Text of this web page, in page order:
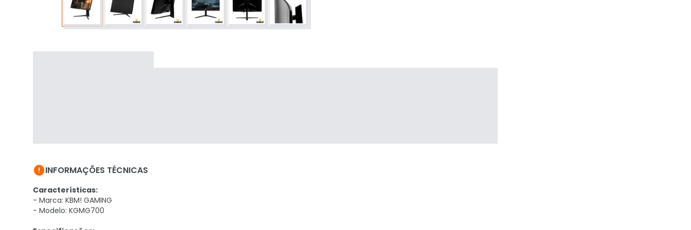
INFORMAÇÕES TÉCNICAS
Características:
- Marca: KBM! GAMING
- Modelo: KGMG700